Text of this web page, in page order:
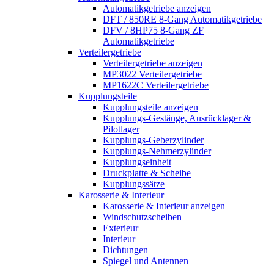
Automatikgetriebe anzeigen
DFT / 850RE 8-Gang Automatikgetriebe
DFV / 8HP75 8-Gang ZF
Automatikgetriebe
Verteilergetriebe
Verteilergetriebe anzeigen
MP3022 Verteilergetriebe
MP1622C Verteilergetriebe
Kupplungsteile
Kupplungsteile anzeigen
Kupplungs-Gestänge, Ausrücklager &
Pilotlager
Kupplungs-Geberzylinder
Kupplungs-Nehmerzylinder
Kupplungseinheit
Druckplatte & Scheibe
Kupplungssätze
Karosserie & Interieur
Karosserie & Interieur anzeigen
Windschutzscheiben
Exterieur
Interieur
Dichtungen
Spiegel und Antennen